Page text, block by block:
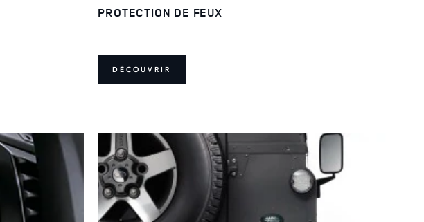
PROTECTION DE FEUX
DÉCOUVRIR